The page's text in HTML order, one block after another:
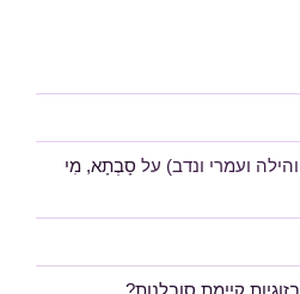
ועמרי ונדב) על סָבְתָא, מִי
קיימת סובלנות?